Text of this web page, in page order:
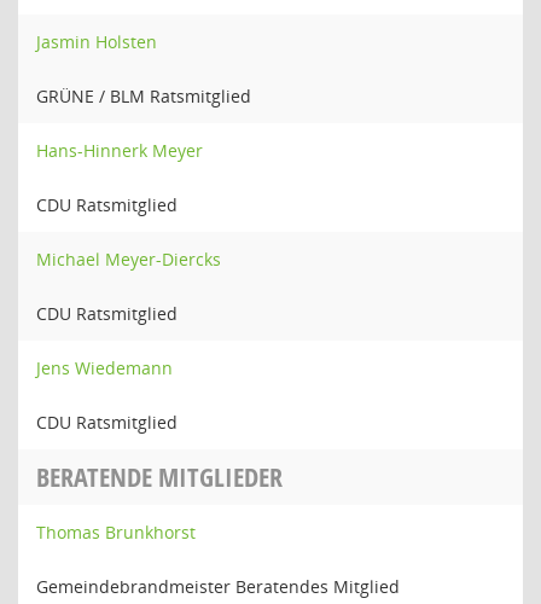
Jasmin Holsten
GRÜNE / BLM Ratsmitglied
Hans-Hinnerk Meyer
CDU Ratsmitglied
Michael Meyer-Diercks
CDU Ratsmitglied
Jens Wiedemann
CDU Ratsmitglied
BERATENDE MITGLIEDER
Thomas Brunkhorst
Gemeindebrandmeister Beratendes Mitglied